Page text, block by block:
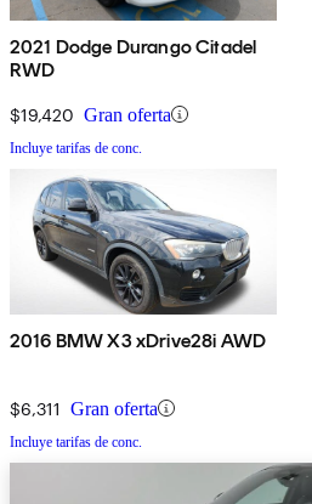
2021 Dodge Durango Citadel
RWD
$19,420 Gran oferta
Incluye tarifas de conc.
2016 BMW X3 xDrive28i AWD
$6,311 Gran oferta
Incluye tarifas de conc.